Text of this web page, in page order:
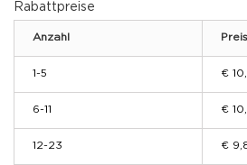
Rabattpreise
Anzahl Preis
1-5 €
6-11 €
12-23 €